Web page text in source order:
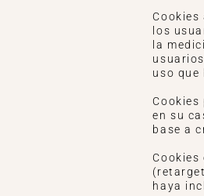
Cookies
los
la
uso que
Cookies
en su
base a
Cookies
haya